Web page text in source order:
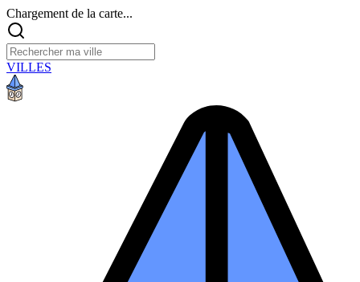
Chargement de la carte...
VILLES